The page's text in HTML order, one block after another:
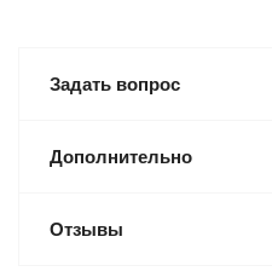
Задать вопрос
Дополнительно
Отзывы